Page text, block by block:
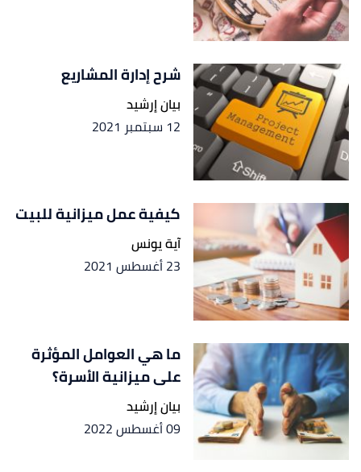
شرح إدارة المشاريع
بيان إرشيد
12 سبتمبر 2021
كيفية عمل ميزانية للبيت
آية يونس
23 أغسطس 2021
ما هي العوامل المؤثرة
على ميزانية الأسرة؟
بيان إرشيد
09 أغسطس 2022